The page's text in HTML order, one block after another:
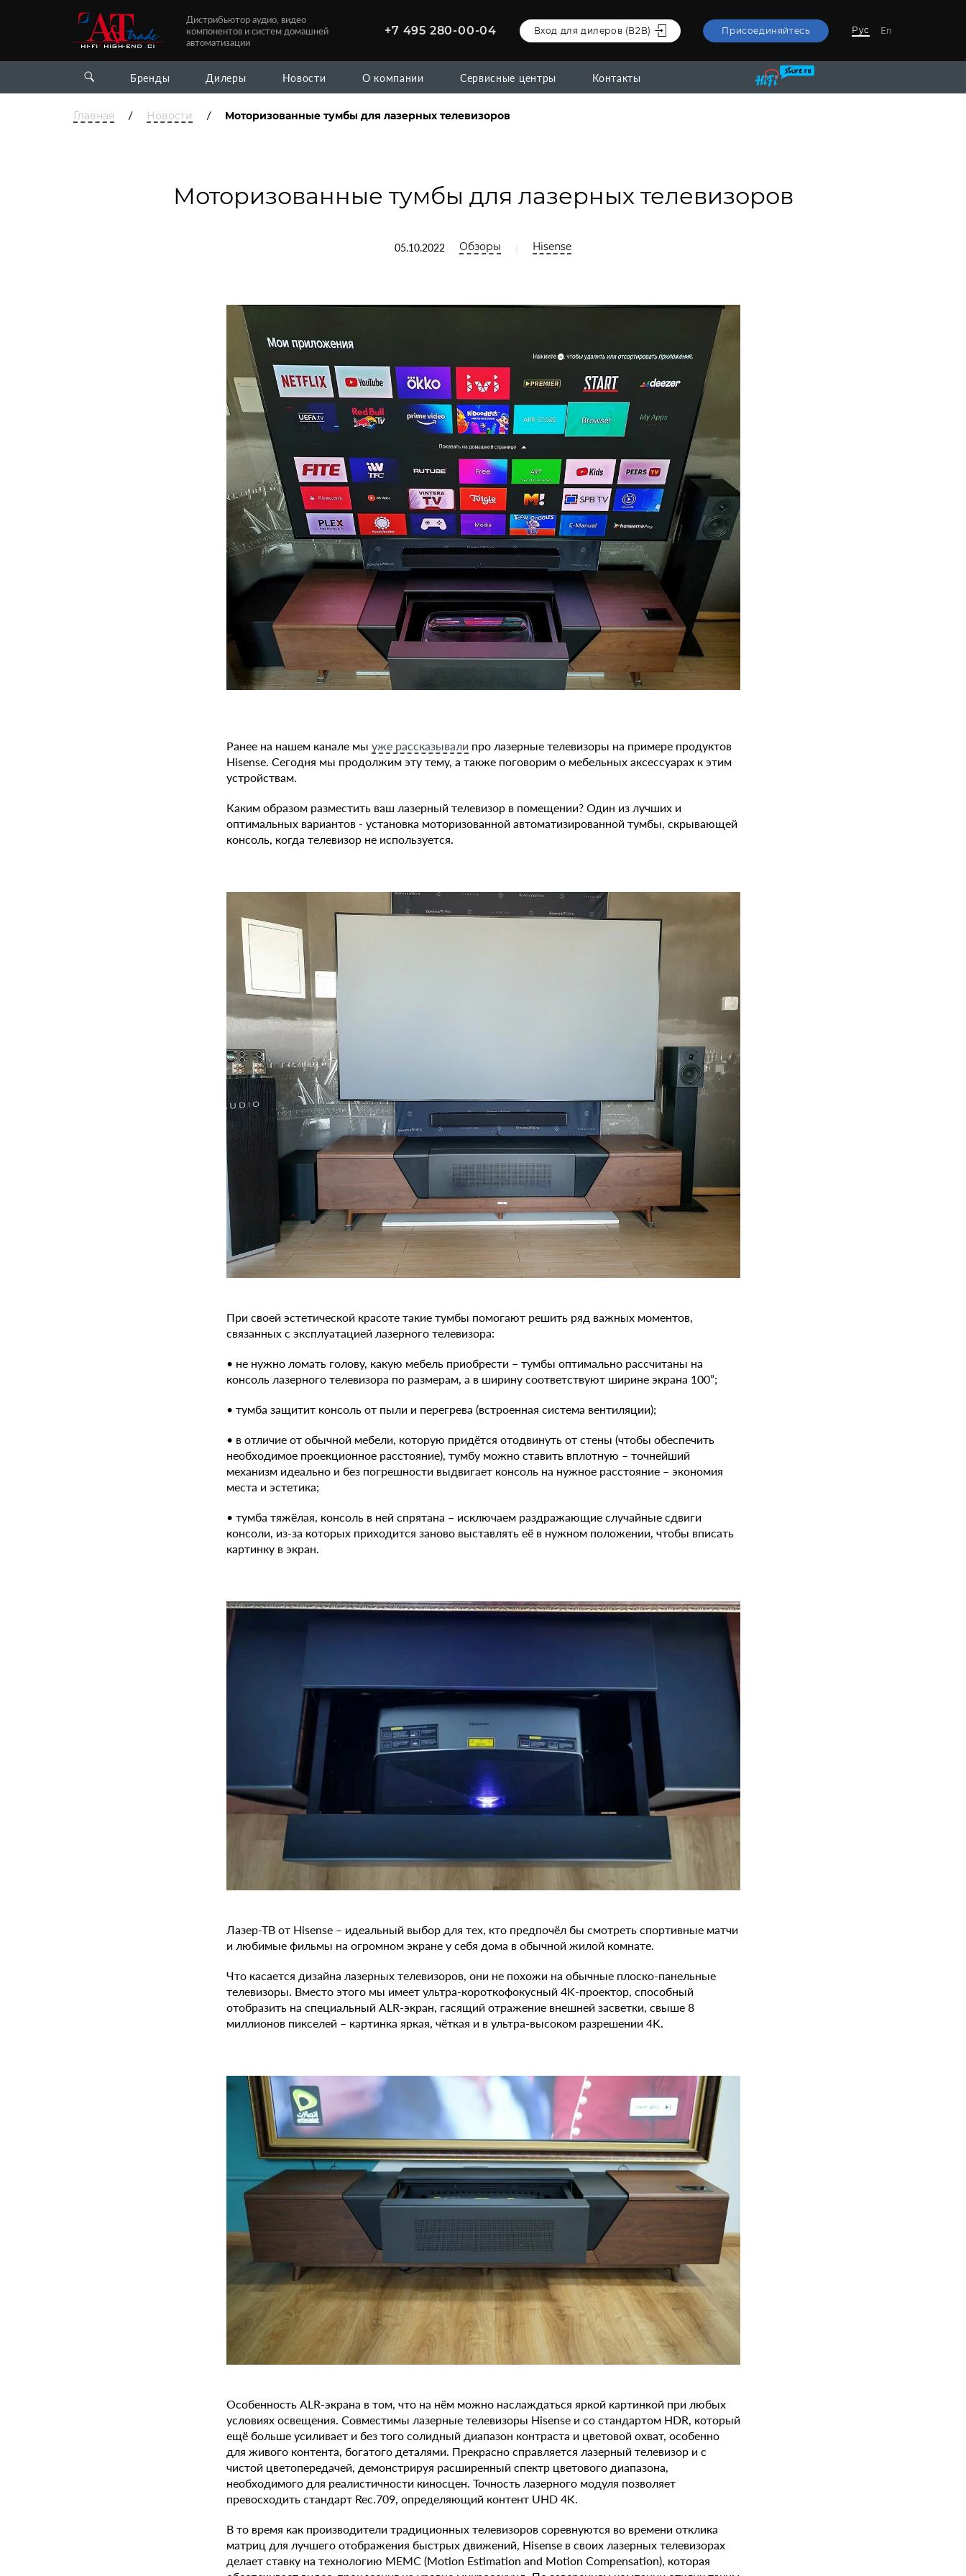
Дистрибьютор аудио, видео
компонентов и систем домашней
автоматизации
+7 495 280-00-04 Вход для дилеров (В2В) Присоединяйтесь Рус En
Бренды Дилеры Новости О компании Сервисные центры Контакты
Главная / Новости / Моторизованные тумбы для лазерных телевизоров
Моторизованные тумбы для лазерных телевизоров
05.10.2022 Обзоры Hisense
Ранее на нашем канале мы уже рассказывали про лазерные телевизоры на примере продуктов
Hisense. Сегодня мы продолжим эту тему, а также поговорим о мебельных аксессуарах к этим
устройствам.
Каким образом разместить ваш лазерный телевизор в помещении? Один из лучших и
оптимальных вариантов - установка моторизованной автоматизированной тумбы, скрывающей
консоль, когда телевизор не используется.
При своей эстетической красоте такие тумбы помогают решить ряд важных моментов,
связанных с эксплуатацией лазерного телевизора:
• не нужно ломать голову, какую мебель приобрести – тумбы оптимально рассчитаны на
консоль лазерного телевизора по размерам, а в ширину соответствуют ширине экрана 100”;
• тумба защитит консоль от пыли и перегрева (встроенная система вентиляции);
• в отличие от обычной мебели, которую придётся отодвинуть от стены (чтобы обеспечить
необходимое проекционное расстояние), тумбу можно ставить вплотную – точнейший
механизм идеально и без погрешности выдвигает консоль на нужное расстояние – экономия
места и эстетика;
• тумба тяжёлая, консоль в ней спрятана – исключаем раздражающие случайные сдвиги
консоли, из-за которых приходится заново выставлять её в нужном положении, чтобы вписать
картинку в экран.
Лазер-ТВ от Hisense – идеальный выбор для тех, кто предпочёл бы смотреть спортивные матчи
и любимые фильмы на огромном экране у себя дома в обычной жилой комнате.
Что касается дизайна лазерных телевизоров, они не похожи на обычные плоско-панельные
телевизоры. Вместо этого мы имеет ультра-короткофокусный 4K-проектор, способный
отобразить на специальный ALR-экран, гасящий отражение внешней засветки, свыше 8
миллионов пикселей – картинка яркая, чёткая и в ультра-высоком разрешении 4K.
Особенность ALR-экрана в том, что на нём можно наслаждаться яркой картинкой при любых
условиях освещения. Совместимы лазерные телевизоры Hisense и со стандартом HDR, который
ещё больше усиливает и без того солидный диапазон контраста и цветовой охват, особенно
для живого контента, богатого деталями. Прекрасно справляется лазерный телевизор и с
чистой цветопередачей, демонстрируя расширенный спектр цветового диапазона,
необходимого для реалистичности киносцен. Точность лазерного модуля позволяет
превосходить стандарт Rec.709, определяющий контент UHD 4K.
В то время как производители традиционных телевизоров соревнуются во времени отклика
матриц для лучшего отображения быстрых движений, Hisense в своих лазерных телевизорах
делает ставку на технологию MEMC (Motion Estimation and Motion Compensation), которая